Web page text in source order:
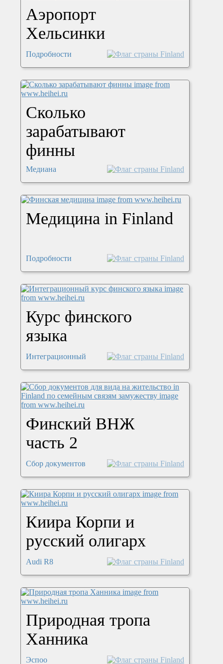
Аэропорт
Хельсинки
Подробности
Сколько
зарабатывают
финны
Медиана
Медицина in Finland
Подробности
Курс финского
языка
Интеграционный
Финский ВНЖ
часть 2
Сбор документов
Киира Корпи и
русский олигарх
Audi R8
Природная тропа
Ханника
Эспоо